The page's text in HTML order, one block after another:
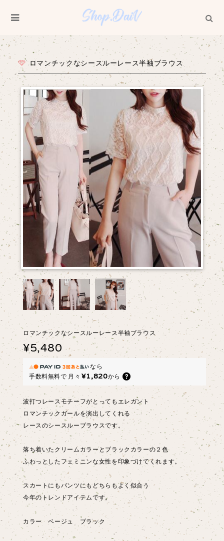
ロマンチックなシースルーレース半袖ブラウス
ロマンチックなシースルーレース半袖ブラウス
¥5,480
なら
手数料無料で 月々 ¥1,820から
波打つレースモチーフがとってもエレガント
ロマンチックガールを演出してくれる
レースのシースルーブラウスです。
落ち着いたクリームカラーとブラックカラーの２色
ふわっとしたフェミニンな女性を印象づけてくれます。
スカートにもパンツにもどちらもよく似合う
今年のトレンドアイテムです。
カラー ベージュ ブラック